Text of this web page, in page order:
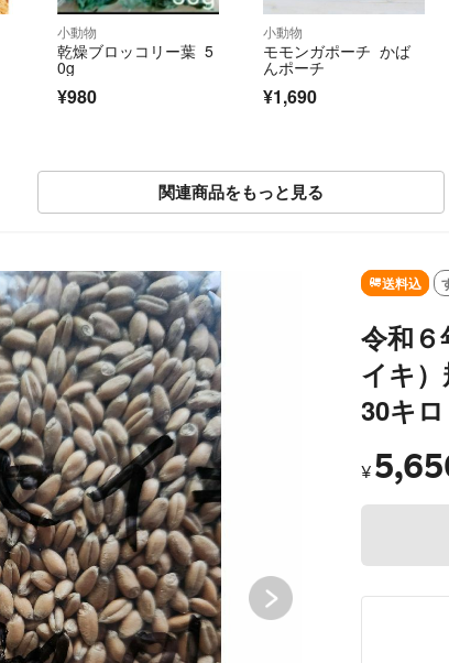
小動物
乾燥ブロッコリー葉 5
0g
¥980
小動物
モモンガポーチ かば
んポーチ
¥1,690
関連商品をもっと見る
送料込
令和
イキ
30キロ
¥